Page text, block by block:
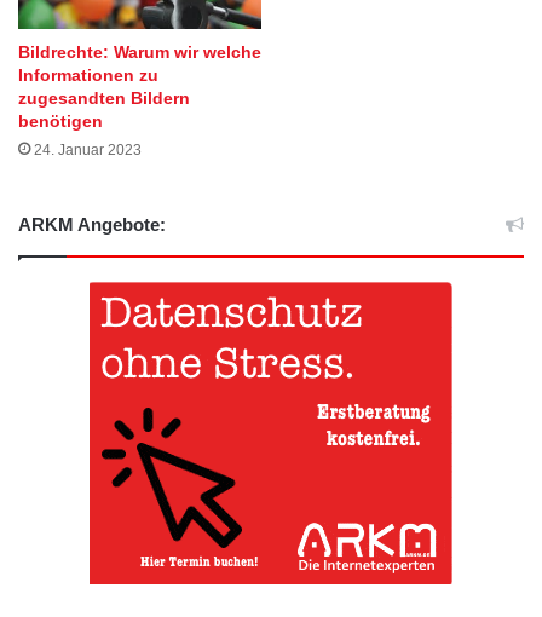
Bildrechte: Warum wir welche
Informationen zu
zugesandten Bildern
benötigen
24. Januar 2023
ARKM Angebote: